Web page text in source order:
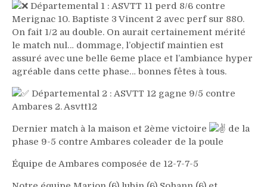
Départemental 1 : ASVTT 11 perd 8/6 contre
Merignac 10. Baptiste 3 Vincent 2 avec perf sur 880.
On fait 1/2 au double. On aurait certainement mérité
le match nul… dommage, l’objectif maintien est
assuré avec une belle 6eme place et l’ambiance hyper
agréable dans cette phase… bonnes fêtes à tous.
Départemental 2 : ASVTT 12 gagne 9/5 contre
Ambares 2. Asvtt12
Dernier match à la maison et 2ème victoire
de la
phase 9-5 contre Ambares coleader de la poule
Équipe de Ambares composée de 12-7-7-5